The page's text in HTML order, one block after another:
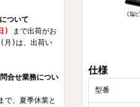
ついて
)
まで出荷がお
月)は、出荷い
合せ業務につい
で、夏季休業と
仕様
型番